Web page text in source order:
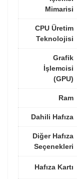
Mimarisi
CPU Üretim
Teknolojisi
Grafik
İşlemcisi
(GPU)
Ram
Dahili Hafıza
Diğer Hafıza
Seçenekleri
Hafıza Kartı